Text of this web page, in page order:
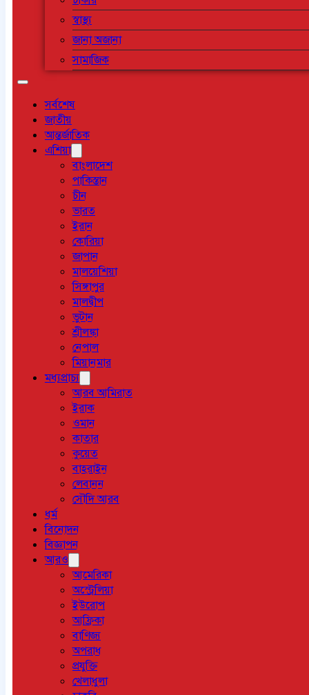
স্বাস্থ্য
জানা অজানা
সামাজিক
সর্বশেষ
জাতীয়
আন্তর্জাতিক
এশিয়া
বাংলাদেশ
পাকিস্তান
চীন
ভারত
ইরান
কোরিয়া
জাপান
মালয়েশিয়া
সিঙ্গাপুর
মালদ্বীপ
ভুটান
শ্রীলঙ্কা
নেপাল
মিয়ানমার
মধ্যপ্রাচ্য
আরব আমিরাত
ইরাক
ওমান
কাতার
কুয়েত
বাহরাইন
লেবানন
সৌদি আরব
ধর্ম
বিনোদন
বিজ্ঞাপন
আরও
আমেরিকা
অস্ট্রেলিয়া
ইউরোপ
আফ্রিকা
বাণিজ্য
অপরাধ
প্রযুক্তি
খেলাধুলা